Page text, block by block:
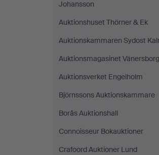
Johansson
Auktionshuset Thörner & Ek
Auktionskammaren Sydost
Auktionsmagasinet Vänersborg
Auktionsverket Engelholm
Björnssons Auktionskammare
Borås Auktionshall
Connoisseur Bokauktioner
Crafoord Auktioner Lund